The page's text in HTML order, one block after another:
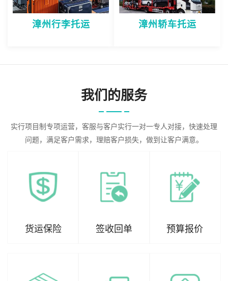
漳州行李托运 漳州轿车托运
我们的服务
实行项目制专项运营，客服与客户实行一对一专人对接，快速处理
问题，满足客户需求，理赔客户损失，做到让客户满意。
货运保险 签收回单 预算报价